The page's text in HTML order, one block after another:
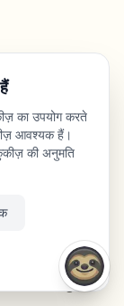
जिसमें
tags
का उपयोग करते
आवश्यक हैं।
की अनुमति